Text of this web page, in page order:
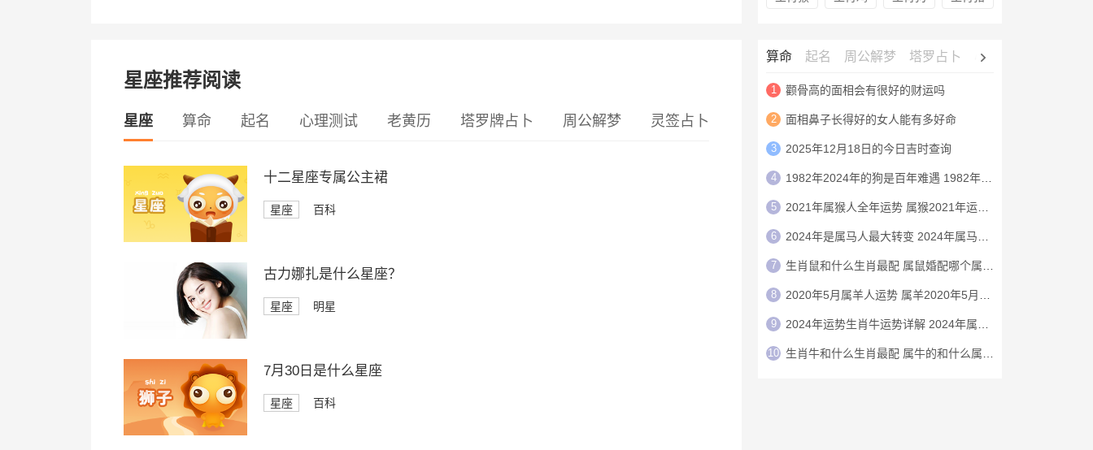
星座推荐阅读
星座 算命 起名 心理测试 老黄历 塔罗牌占卜 周公解梦 灵签占卜
十二星座专属公主裙
星座 百科
古力娜扎是什么星座？
星座 明星
7月30日是什么星座
星座 百科
算命 起名 周公解梦 塔罗占卜 心理测试
1 颧骨高的面相会有很好的财运吗
2 面相鼻子长得好的女人能有多好命
3 2025年12月18日的今日吉时查询
4 1982年2024年的狗是百年难遇 1982年的狗在2024年怎么样
5 2021年属猴人全年运势 属猴2021年运势及运程
6 2024年是属马人最大转变 2024年属马人的全年运势
7 生肖鼠和什么生肖最配 属鼠婚配哪个属相最好
8 2020年5月属羊人运势 属羊2020年5月运程
9 2024年运势生肖牛运势详解 2024年属牛人的全年运势详解
10 生肖牛和什么生肖最配 属牛的和什么属相最配